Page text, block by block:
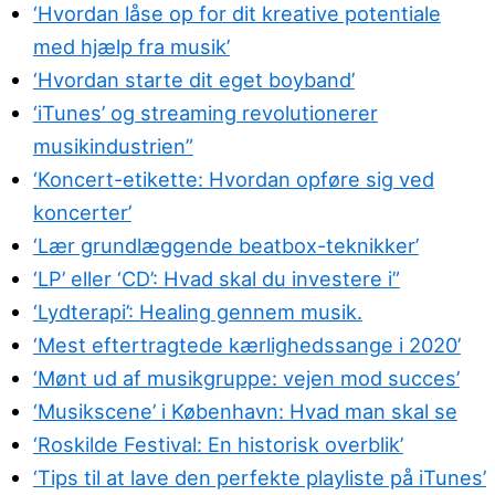
‘Hvordan låse op for dit kreative potentiale
med hjælp fra musik’
‘Hvordan starte dit eget boyband’
‘iTunes’ og streaming revolutionerer
musikindustrien”
‘Koncert-etikette: Hvordan opføre sig ved
koncerter’
‘Lær grundlæggende beatbox-teknikker’
‘LP’ eller ‘CD’: Hvad skal du investere i”
‘Lydterapi’: Healing gennem musik.
‘Mest eftertragtede kærlighedssange i 2020’
‘Mønt ud af musikgruppe: vejen mod succes’
‘Musikscene’ i København: Hvad man skal se
‘Roskilde Festival: En historisk overblik’
‘Tips til at lave den perfekte playliste på iTunes’